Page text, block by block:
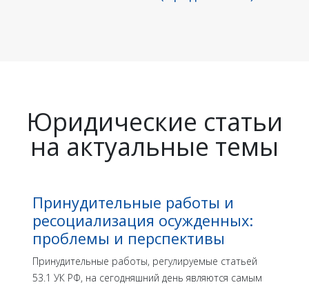
Юридические статьи
на актуальные темы
Принудительные работы и
ресоциализация осужденных:
проблемы и перспективы
Принудительные работы, регулируемые статьей
53.1 УК РФ, на сегодняшний день являются самым